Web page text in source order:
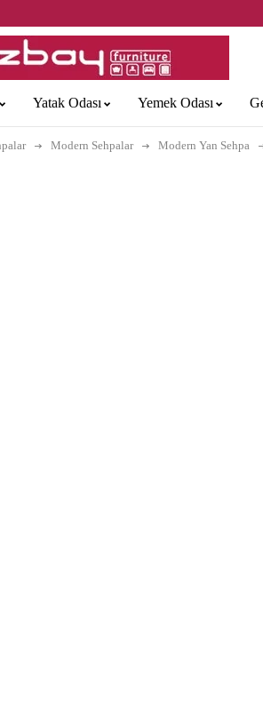
Yatak Odası Yemek Odası
Modern Sehpalar Modern Yan Sehpa